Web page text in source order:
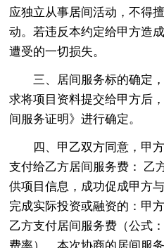
应独立从事居间活动，不得
动。若违反本约定给甲方造
遭受的一切损失。
三、居间服务标的确定
求将项目资料提交给甲方后
间服务证明》进行确定。
四、甲乙双方同意，甲
支付给乙方居间服务费： 乙
供项目信息，成功促成甲方
完成实际投资或融资的：甲
乙方支付居间服务费（公式
费率）。本次协商的居间服